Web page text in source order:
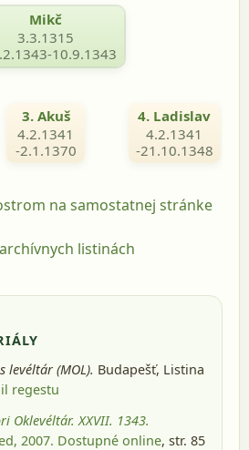
Mikč
3.3.1315
10.9.1343
3. Akuš
4.2.1341
-2.1.1370
4. Ladislav
4.2.1341
-21.10.1348
na samostatnej stránke
listinách
levéltár (MOL). Budapešť, Listina
regestu
Oklevéltár. XXVII. 1343.
2007. Dostupné online, str. 85